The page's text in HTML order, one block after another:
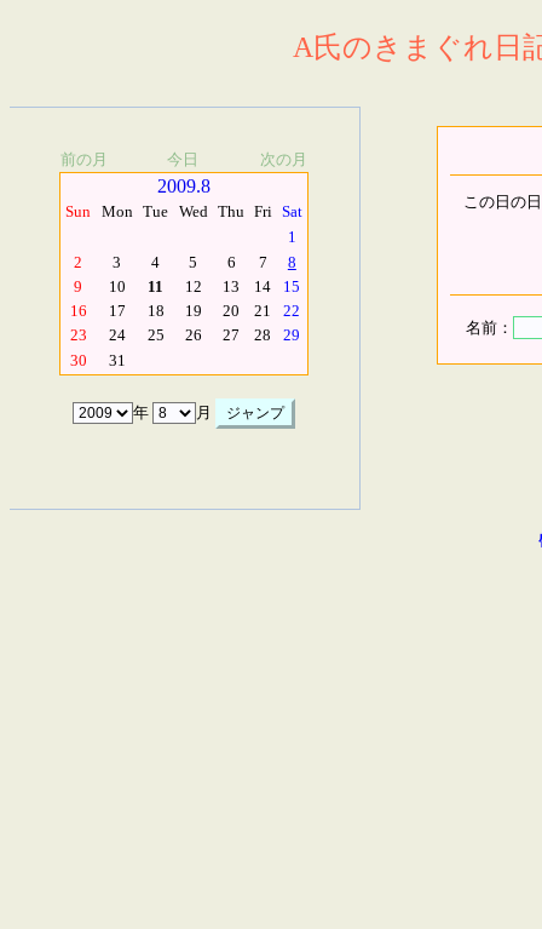
A氏のきまぐれ日
前の月 今日 次の月
2009.8
Sun Mon Tue Wed Thu Fri Sat
1
2
3 4 5 6 7
8
9
10 11 12 13 14
15
16
17 18 19 20 21
22
23
24 25 26 27 28
29
30
31
年 月
この日の
名前：